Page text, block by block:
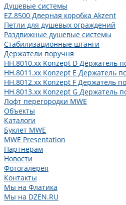
Душевые системы
EZ.8500 Дверная коробка Akzent
Петли для душевых ограждений
Раздвижные душевые системы
Стабилизационные штанги
Держатели поручня
HH.8010.xx Konzept D Держатель
HH.8011.xx Konzept E Держатель
HH.8012.xx Konzept F Держатель
HH.8013.xx Konzept G Держатель
Лофт перегородки MWE
Объекты
Каталоги
Буклет MWE
MWE Presentation
Партнёрам
Новости
Фотогалерея
Контакты
Мы на Флатика
Мы на DZEN.RU